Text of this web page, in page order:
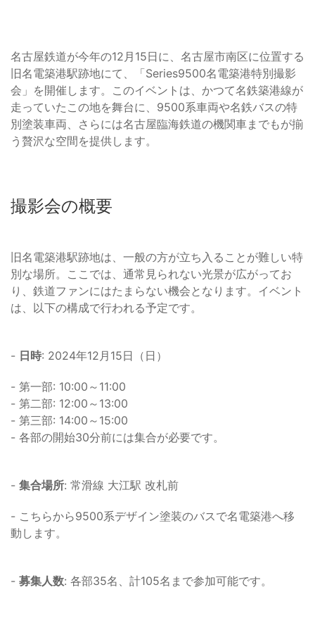
名古屋鉄道が今年の12月15日に、名古屋市南区に位置する
旧名電築港駅跡地にて、「Series9500名電築港特別撮影
会」を開催します。このイベントは、かつて名鉄築港線が
走っていたこの地を舞台に、9500系車両や名鉄バスの特
別塗装車両、さらには名古屋臨海鉄道の機関車までもが揃
う贅沢な空間を提供します。
撮影会の概要
旧名電築港駅跡地は、一般の方が立ち入ることが難しい特
別な場所。ここでは、通常見られない光景が広がってお
り、鉄道ファンにはたまらない機会となります。イベント
は、以下の構成で行われる予定です。
- 日時: 2024年12月15日（日）
- 第一部: 10:00～11:00
- 第二部: 12:00～13:00
- 第三部: 14:00～15:00
- 各部の開始30分前には集合が必要です。
- 集合場所: 常滑線 大江駅 改札前
- こちらから9500系デザイン塗装のバスで名電築港へ移
動します。
- 募集人数: 各部35名、計105名まで参加可能です。